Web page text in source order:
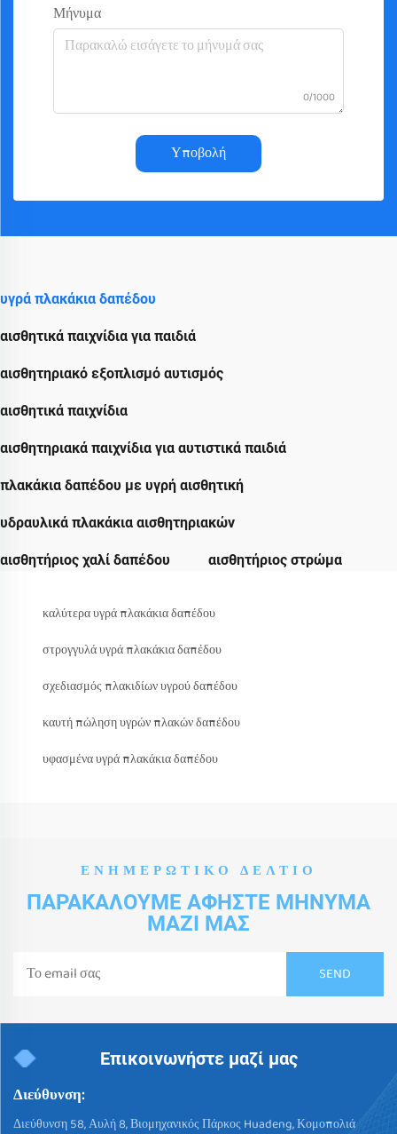
Μήνυμα
0/1000
Υποβολή
υγρά πλακάκια δαπέδου
αισθητικά παιχνίδια για παιδιά
αισθητηριακό εξοπλισμό αυτισμός
αισθητικά παιχνίδια
αισθητηριακά παιχνίδια για αυτιστικά παιδιά
πλακάκια δαπέδου με υγρή αισθητική
υδραυλικά πλακάκια αισθητηριακών
αισθητήριος χαλί δαπέδου αισθητήριος στρώμα
καλύτερα υγρά πλακάκια δαπέδου
στρογγυλά υγρά πλακάκια δαπέδου
σχεδιασμός πλακιδίων υγρού δαπέδου
καυτή πώληση υγρών πλακών δαπέδου
υφασμένα υγρά πλακάκια δαπέδου
ΕΝΗΜΕΡΩΤΙΚΌ ΔΕΛΤΊΟ
ΠΑΡΑΚΑΛΟΎΜΕ ΑΦΉΣΤΕ ΜΉΝΥΜΑ
ΜΑΖΊ ΜΑΣ
Επικοινωνήστε μαζί μας
Διεύθυνση:
Διεύθυνση 58, Αυλή 8, Βιομηχανικός Πάρκος Huadeng, Κομοπολιά